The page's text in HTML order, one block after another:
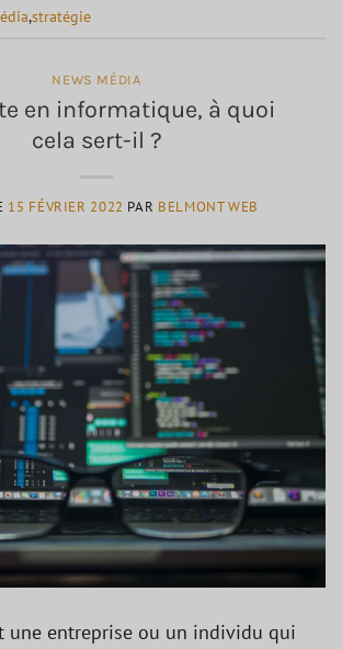
,stratégie
NEWS MÉDIA
en informatique, à quoi
cela sert-il ?
15 FÉVRIER 2022 PAR BELMONT WEB
une entreprise ou un individu qui